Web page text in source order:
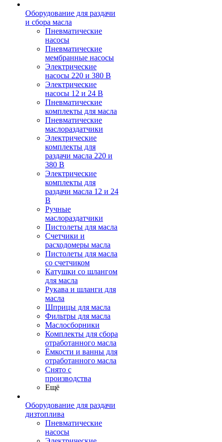
Оборудование для раздачи
и сбора масла
Пневматические
насосы
Пневматические
мембранные насосы
Электрические
насосы 220 и 380 В
Электрические
насосы 12 и 24 В
Пневматические
комплекты для масла
Пневматические
маслораздатчики
Электрические
комплекты для
раздачи масла 220 и
380 В
Электрические
комплекты для
раздачи масла 12 и 24
В
Ручные
маслораздатчики
Пистолеты для масла
Счетчики и
расходомеры масла
Пистолеты для масла
со счетчиком
Катушки со шлангом
для масла
Рукава и шланги для
масла
Шприцы для масла
Фильтры для масла
Маслосборники
Комплекты для сбора
отработанного масла
Ёмкости и ванны для
отработанного масла
Снято с
производства
Ещё
Оборудование для раздачи
дизтоплива
Пневматические
насосы